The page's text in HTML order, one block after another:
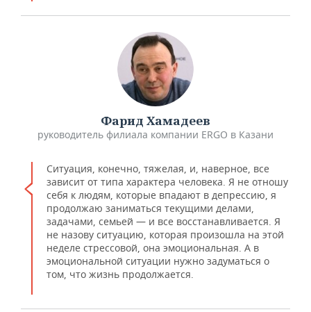
Фарид Хамадеев
руководитель филиала компании ERGO в Казани
Ситуация, конечно, тяжелая, и, наверное, все
зависит от типа характера человека. Я не отношу
себя к людям, которые впадают в депрессию, я
продолжаю заниматься текущими делами,
задачами, семьей — и все восстанавливается. Я
не назову ситуацию, которая произошла на этой
неделе стрессовой, она эмоциональная. А в
эмоциональной ситуации нужно задуматься о
том, что жизнь продолжается.